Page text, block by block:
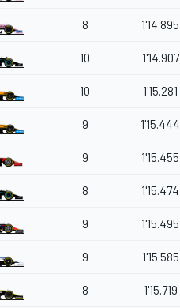
8 1'14.895
10 1'14.907
10 1'15.281
9 1'15.444
9 1'15.455
8 1'15.474
9 1'15.495
9 1'15.585
8 1'15.719